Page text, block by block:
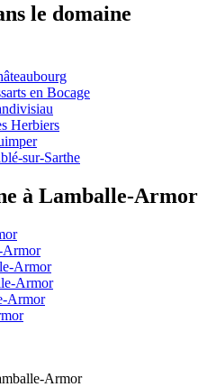
le domaine
en Bocage
Herbiers
sur-Sarthe
à Lamballe-Armor
Armor
Armor
Armor
Armor
Armor